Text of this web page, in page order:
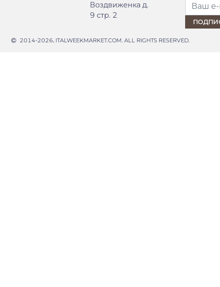
Воздвиженка д.
9 стр. 2
2014-2026, ITALWEEKMARKET.COM. ALL RIGHTS RESERVED.